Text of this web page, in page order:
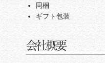
同梱
ギフト包装
会社概要